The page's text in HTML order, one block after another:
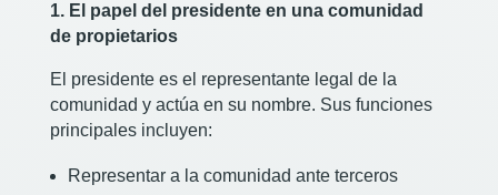
1. El papel del presidente en una comunidad
de propietarios
El presidente es el representante legal de la
comunidad y actúa en su nombre. Sus funciones
principales incluyen:
Representar a la comunidad ante terceros